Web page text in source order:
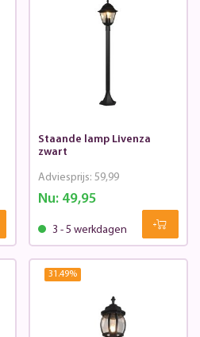
Staande lamp Livenza
zwart
Nu: 49,95
Adviesprijs: 59,99
3 - 5 werkdagen
31.49%